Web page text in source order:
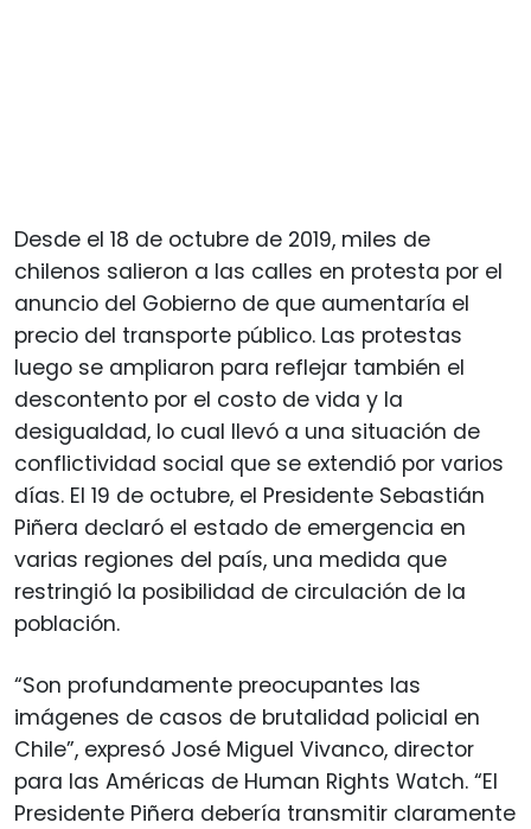
Desde el 18 de octubre de 2019, miles de
chilenos salieron a las calles en protesta por el
anuncio del Gobierno de que aumentaría el
precio del transporte público. Las protestas
luego se ampliaron para reflejar también el
descontento por el costo de vida y la
desigualdad, lo cual llevó a una situación de
conflictividad social que se extendió por varios
días. El 19 de octubre, el Presidente Sebastián
Piñera declaró el estado de emergencia en
varias regiones del país, una medida que
restringió la posibilidad de circulación de la
población.
“Son profundamente preocupantes las
imágenes de casos de brutalidad policial en
Chile”, expresó José Miguel Vivanco, director
para las Américas de Human Rights Watch. “El
Presidente Piñera debería transmitir claramente